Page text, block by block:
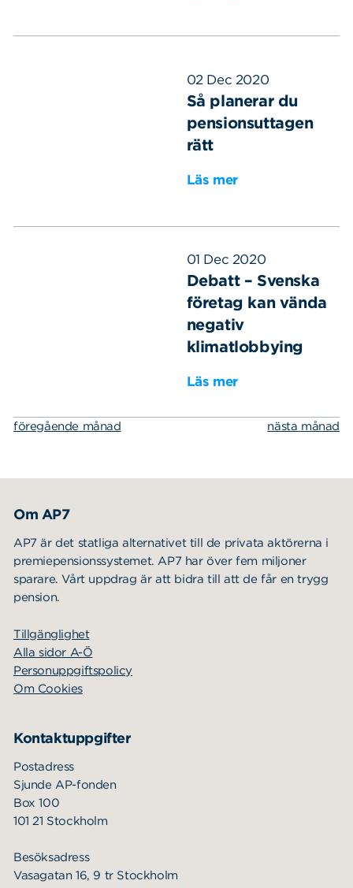
02 Dec 2020
Så planerar du
pensionsuttagen
rätt
Läs mer
01 Dec 2020
Debatt – Svenska
företag kan vända
negativ
klimatlobbying
Läs mer
föregående månad nästa månad
Om AP7
AP7 är det statliga alternativet till de privata aktörerna i
premiepensionssystemet. AP7 har över fem miljoner
sparare. Vårt uppdrag är att bidra till att de får en trygg
pension.
Tillgänglighet
Alla sidor A-Ö
Personuppgiftspolicy
Om Cookies
Kontaktuppgifter
Postadress
Sjunde AP-fonden
Box 100
101 21 Stockholm
Besöksadress
Vasagatan 16, 9 tr Stockholm